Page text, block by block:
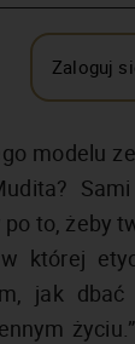
Zaloguj
modelu
to, żeby
której
jak